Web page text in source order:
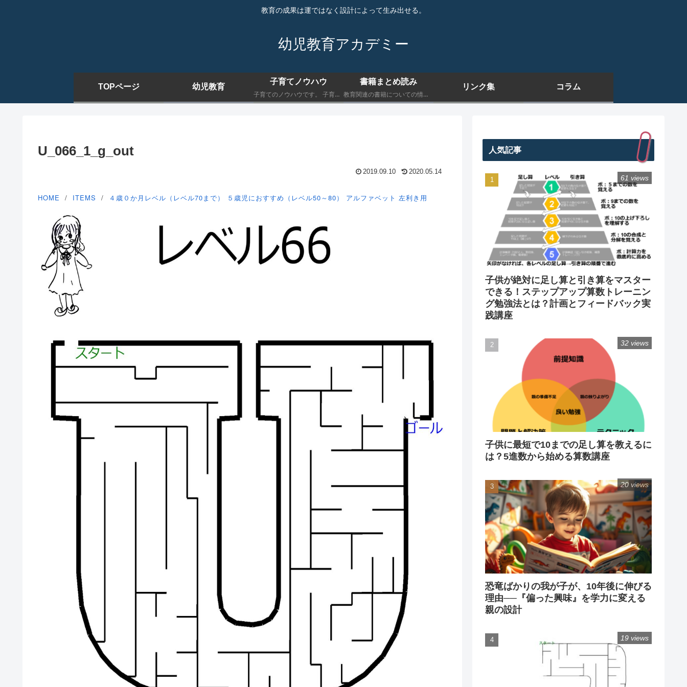
教育の成果は運ではなく設計によって生み出せる。
幼児教育アカデミー
TOPページ 幼児教育
子育てノウハウ
子育てのノウハウです。 子育てにおいて最低限知っておくべきことを書きます。
書籍まとめ読み
教育関連の書籍についての情報です。 子育てにおいて最低限知っておくべきことを書きます。
リンク集 コラム
U_066_1_g_out
2019.09.10 2020.05.14
HOME ITEMS ４歳０か月レベル（レベル70まで） ５歳児におすすめ（レベル50～80） アルファベット 左利き用
人気記事
子供が絶対に足し算と引き算をマスター
できる！ステップアップ算数トレーニン
グ勉強法とは？計画とフィードバック実
践講座
61 views
子供に最短で10までの足し算を教えるに
は？5進数から始める算数講座
32 views
恐竜ばかりの我が子が、10年後に伸びる
理由──『偏った興味』を学力に変える
親の設計
20 views
19 views